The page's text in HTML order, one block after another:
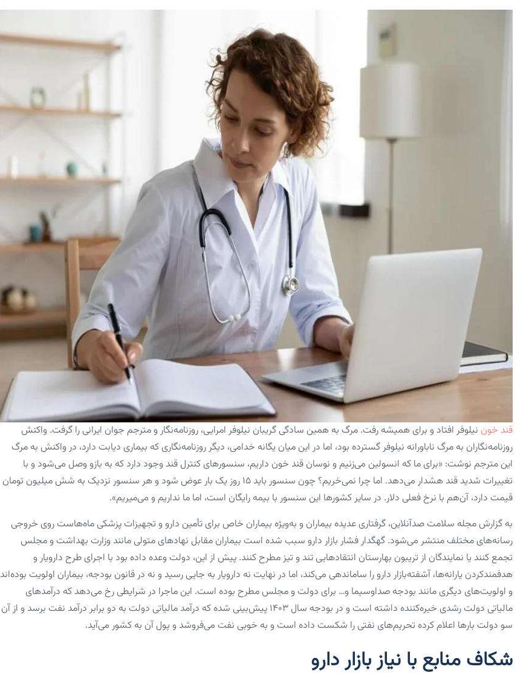
قند خون نیلوفر افتاد و برای همیشه رفت. مرگ به همین سادگی گریبان نیلوفر امرایی، روزنامه‌نگار و مترجم جوان ایرانی را گرفت. واکنش
روزنامه‌نگاران به مرگ ناباورانه نیلوفر گسترده بود، اما در این میان یگانه خدامی، دیگر روزنامه‌نگاری که بیماری دیابت دارد، در واکنش به مرگ
این مترجم نوشت: «برای ما که انسولین می‌زنیم و نوسان قند خون داریم، سنسورهای کنترل قند وجود دارد که به بازو وصل می‌شود و با
تغییرات شدید قند هشدار می‌دهد. اما چرا نمی‌خریم؟ چون سنسور باید ۱۵ روز یک بار عوض شود و هر سنسور نزدیک به شش میلیون تومان
قیمت دارد، آن‌هم با نرخ فعلی دلار. در سایر کشورها این سنسور با بیمه رایگان است، اما ما نداریم و می‌میریم».
به گزارش مجله سلامت صدآنلاین، گرفتاری عدیده بیماران و به‌ویژه بیماران خاص برای تأمین دارو و تجهیزات پزشکی ماه‌هاست روی خروجی
رسانه‌های مختلف منتشر می‌شود. گهگدار فشار بازار دارو سبب شده است ‌بیماران مقابل نهادهای متولی مانند وزارت بهداشت و مجلس
تجمع کنند یا نمایندگان از تریبون بهارستان انتقادهایی تند و تیز مطرح کنند. پیش از این، دولت وعده داده بود ‌با اجرای طرح دارویار و
هدفمندکردن یارانه‌ها، آشفته‌بازار دارو را ساماندهی می‌کند، اما در نهایت نه دارویار به جایی رسید و نه در قانون بودجه، بیماران اولویت بوده‌اند
و اولویت‌های دیگری مانند بودجه صداوسیما و… برای دولت و مجلس مطرح بوده است. این ماجرا در شرایطی رخ می‌دهد که درآمدهای
مالیاتی دولت رشدی خیره‌کننده داشته است و در بودجه سال ۱۴۰۳ پیش‌بینی شده ‌که درآمد مالیاتی دولت به دو برابر درآمد نفت برسد و از آن
سو دولت بارها اعلام کرده‌ ‌تحریم‌های نفتی را شکست داده است و به خوبی نفت می‌فروشد و پول آن به کشور می‌آید.
شکاف منابع با نیاز بازار دارو